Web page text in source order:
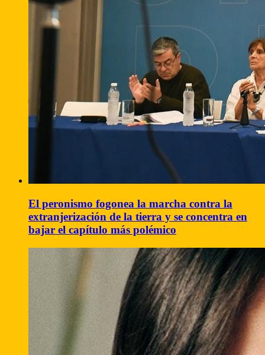
El peronismo fogonea la marcha contra la
extranjerización de la tierra y se concentra en
bajar el capítulo más polémico